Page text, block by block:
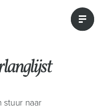
stuur naar